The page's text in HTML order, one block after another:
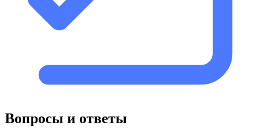
Вопросы и ответы